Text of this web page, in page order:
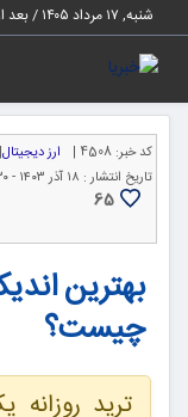
شنبه, ۱۷ مرداد ۱۴۰۵ / بعد از ظهر /
کد خبر: 4508 | ارز دیجیتال|
تاریخ انتشار : ۱۸ آذر ۱۴۰۳ - ۱۰:۳۰ |
65
بهترین
چیست؟
ترید روزانه